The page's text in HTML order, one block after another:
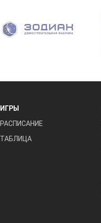
ИГРЫ
РАСПИСАНИЕ
ТАБЛИЦА